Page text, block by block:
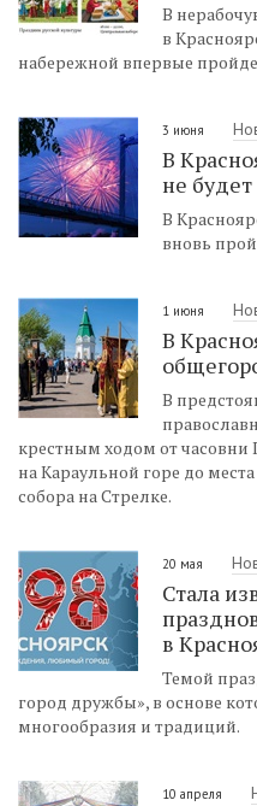
В
в
набережной впервые
3 июня
В
не
В
вновь
1 июня
В
В
крестным ходом от
на Караульной горе до
собора на Стрелке.
20 мая
Стала
в
Темой
город дружбы», в основе
многообразия и традиций.
10 апреля